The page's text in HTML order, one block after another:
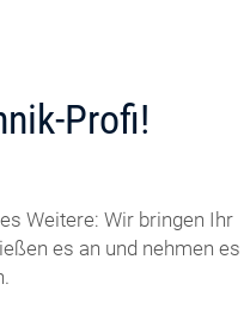
Profi!
Weitere: Wir bringen Ihr
es an und nehmen es